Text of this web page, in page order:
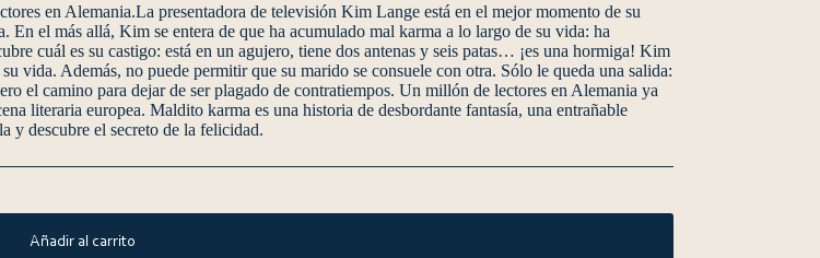
en Alemania.La presentadora de televisión Kim Lange está en el mejor momento de su
En el más allá, Kim se entera de que ha acumulado mal karma a lo largo de su vida: ha
cuál es su castigo: está en un agujero, tiene dos antenas y seis patas… ¡es una hormiga! Kim
vida. Además, no puede permitir que su marido se consuele con otra. Sólo le queda una salida:
el camino para dejar de ser plagado de contratiempos. Un millón de lectores en Alemania ya
literaria europea. Maldito karma es una historia de desbordante fantasía, una entrañable
y descubre el secreto de la felicidad.
Añadir al carrito